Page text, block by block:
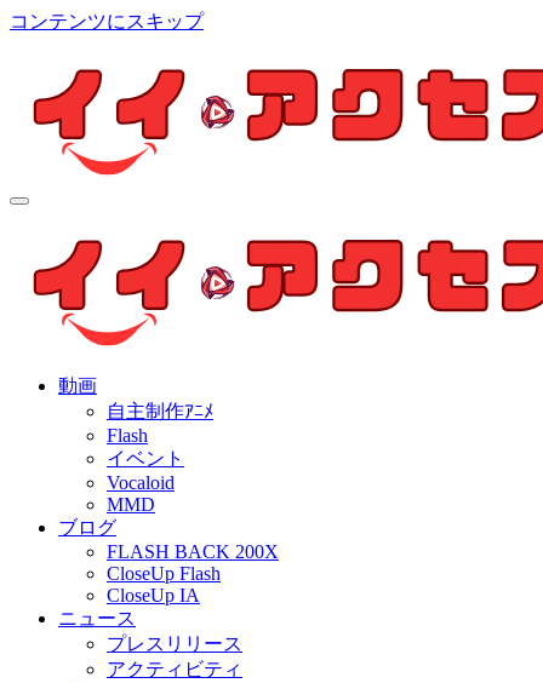
コンテンツにスキップ
個人制作アニメを中心とした動画紹介ブログ
動画
自主制作ｱﾆﾒ
Flash
イベント
Vocaloid
MMD
ブログ
FLASH BACK 200X
CloseUp Flash
CloseUp IA
ニュース
プレスリリース
アクティビティ